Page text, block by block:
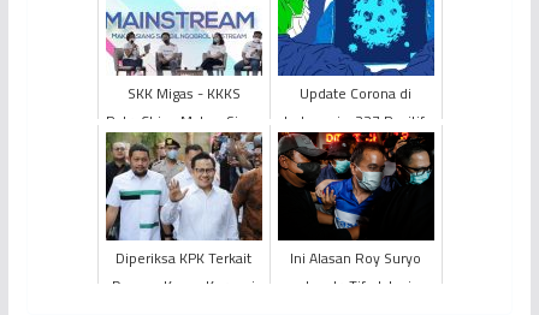
SKK Migas - KKKS
PetroChina Makan Siang
Sambil Ngobrol
Upstream dengan
Ratusan Mahasi...
Update Corona di
Indonesia: 227 Positif,
19 Meninggal, 11
Sembuh
Diperiksa KPK Terkait
Dugaan Kasus Korupsi
Ini Alasan Roy Suryo
dan dr. Tifa Jalani